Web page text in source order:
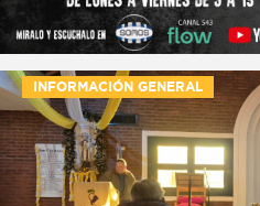
INFORMACIÓN GENERAL